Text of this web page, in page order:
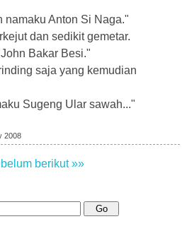
namaku Anton Si Naga."
dan sedikit gemetar.
Bakar Besi."
saja yang kemudian
Sugeng Ular sawah..."
2008
berikut »»